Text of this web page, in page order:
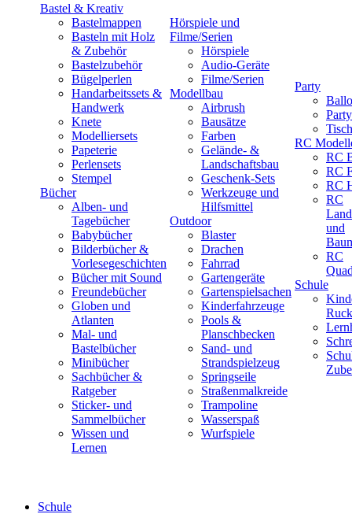
Bastel & Kreativ
Bastelmappen
Basteln mit Holz
& Zubehör
Bastelzubehör
Bügelperlen
Handarbeitssets &
Handwerk
Knete
Modelliersets
Papeterie
Perlensets
Stempel
Bücher
Alben- und
Tagebücher
Babybücher
Bilderbücher &
Vorlesegeschichten
Bücher mit Sound
Freundebücher
Globen und
Atlanten
Mal- und
Bastelbücher
Minibücher
Sachbücher &
Ratgeber
Sticker- und
Sammelbücher
Wissen und
Lernen
Hörspiele und
Filme/Serien
Hörspiele
Audio-Geräte
Filme/Serien
Modellbau
Airbrush
Bausätze
Farben
Gelände- &
Landschaftsbau
Geschenk-Sets
Werkzeuge und
Hilfsmittel
Outdoor
Blaster
Drachen
Fahrrad
Gartengeräte
Gartenspielsachen
Kinderfahrzeuge
Pools &
Planschbecken
Sand- und
Strandspielzeug
Springseile
Straßenmalkreide
Trampoline
Wasserspaß
Wurfspiele
Party
RC
RC
RC
RC
RC
und
RC
Schule
Schule